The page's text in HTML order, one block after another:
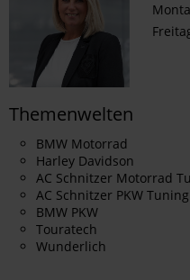
Themenwelten
BMW Motorrad
Harley Davidson
AC Schnitzer Motorrad
AC Schnitzer PKW Tuning
BMW PKW
Touratech
Wunderlich